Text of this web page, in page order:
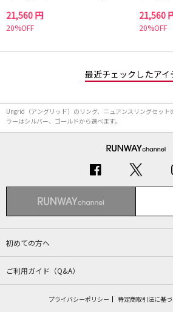
21,560 円
20%OFF
21,560
20%OFF
最近チェックしたアイ
Ungrid（アングリッド）のリング、ニュアンスリングセッ
ラーはシルバー、ゴールドから選べます。
初めての方へ
ご利用ガイド（Q&A）
プライバシーポリシー 特定商取引法に基